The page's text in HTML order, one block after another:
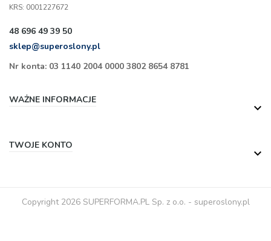
KRS: 0001227672
48 696 49 39 50
sklep@superoslony.pl
Nr konta: 03 1140 2004 0000 3802 8654 8781
WAŻNE INFORMACJE

TWOJE KONTO

Copyright 2026 SUPERFORMA.PL Sp. z o.o. - superoslony.pl